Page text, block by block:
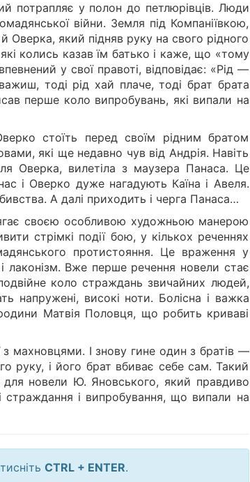
потрапляє у полон до петлюрівців. Люди
війни. Земля під Компаніївкою,
який підняв руку на свого рідного
колись казав їм батько і каже, що «тому
у свої правоті, відповідає: «Рід —
тоді рід хай плаче, тоді брат брата
перше коло випробувань, які випали на
стоїть перед своїм рідним братом
які ще недавно чув від Андрія. Навіть
Оверка, вилетіла з маузера Панаса. Це
і Оверко дуже нагадують Каїна і Авеля.
А далі приходить і черга Панаса…
своєю особливою художньою манерою
стрімкі події бою, у кількох реченнях
протистояння. Це враження у
лаконізм. Вже перше речення новели стає
коло страждань звичайних людей,
напружені, високі ноти. Болісна і важка
Матвія Половця, що робить криваві
махновцями. І знову гине один з братів —
руку, і його брат вбиває себе сам. Такий
для новели Ю. Яновського, який правдиво
страждання і випробування, що випали на
CTRL + ENTER.